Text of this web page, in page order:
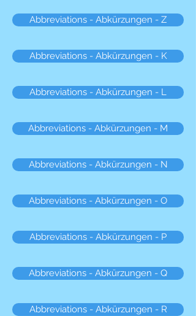
Abbreviations - Abkürzungen - Z
Abbreviations - Abkürzungen - K
Abbreviations - Abkürzungen - L
Abbreviations - Abkürzungen - M
Abbreviations - Abkürzungen - N
Abbreviations - Abkürzungen - O
Abbreviations - Abkürzungen - P
Abbreviations - Abkürzungen - Q
Abbreviations - Abkürzungen - R